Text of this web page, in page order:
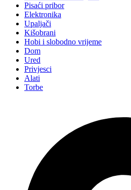
Pisaći pribor
Elektronika
Upaljači
Kišobrani
Hobi i slobodno vrijeme
Dom
Ured
Privjesci
Alati
Torbe